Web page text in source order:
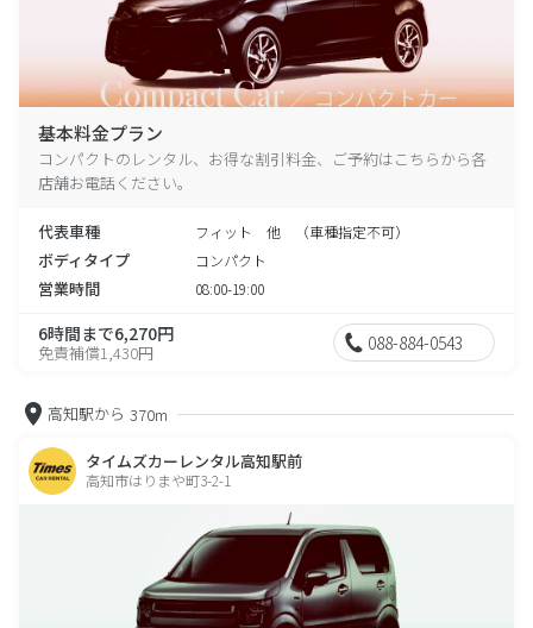
基本料金プラン
コンパクトのレンタル、お得な割引料金、ご予約はこちらから各
店舗お電話ください。
代表車種 フィット 他 （車種指定不可）
ボディタイプ コンパクト
営業時間 08:00-19:00
6時間まで6,270円
免責補償1,430円 088-884-0543
高知駅から 370m
タイムズカーレンタル高知駅前
高知市はりまや町3-2-1